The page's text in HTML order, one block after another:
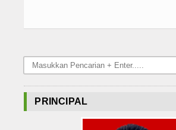
PRINCIPAL